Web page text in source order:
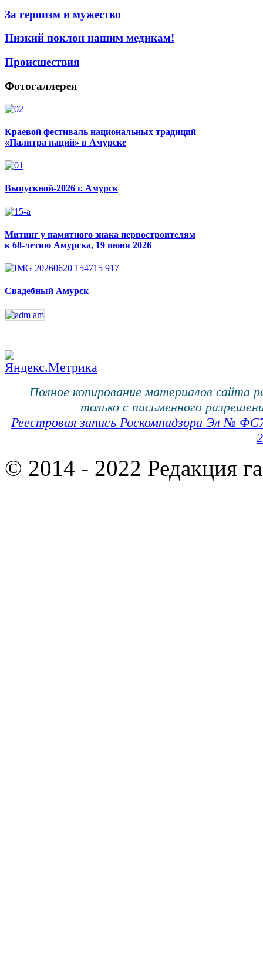
За героизм и мужество
Низкий поклон нашим медикам!
Происшествия
Фотогаллерея
Краевой фестиваль национальных традиций
«Палитра наций» в Амурске
Выпускной-2026 г. Амурск
Митинг у памятного знака первостроителям
к 68-летию Амурска, 19 июня 2026
Свадебный Амурск
Полное копирование материалов сайта
только с письменного
Реестровая запись Роскомнадзора Эл №
© 2014 - 2022 Редакция